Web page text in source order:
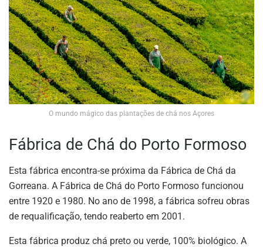
O mundo mágico das plantações de chá nos Açores
Fábrica de Chá do Porto Formoso
Esta fábrica encontra-se próxima da Fábrica de Chá da
Gorreana. A Fábrica de Chá do Porto Formoso funcionou
entre 1920 e 1980. No ano de 1998, a fábrica sofreu obras
de requalificação, tendo reaberto em 2001.
Esta fábrica produz chá preto ou verde, 100% biológico. A